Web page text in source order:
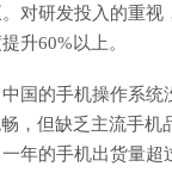
对研发投入的重
升60%以上。
国的手机操作系
，但缺乏主流手
年的手机出货量